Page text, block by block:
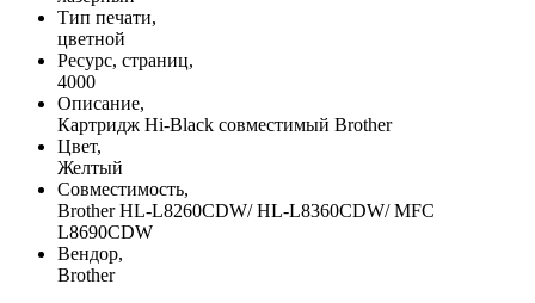
Тип печати,
цветной
Ресурс, страниц,
4000
Описание,
Картридж Hi-Black совместимый Brother
Цвет,
Желтый
Совместимость,
Brother HL-L8260CDW/ HL-L8360CDW/ MFC
L8690CDW
Вендор,
Brother